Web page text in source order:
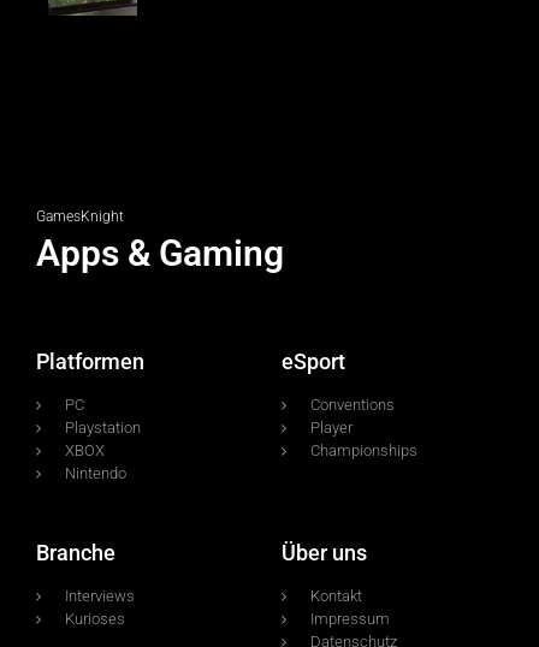
GamesKnight
Apps & Gaming
Platformen
PC
Playstation
XBOX
Nintendo
eSport
Conventions
Player
Championships
Branche
Interviews
Kurioses
Über uns
Kontakt
Impressum
Datenschutz